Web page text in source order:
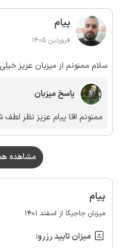
پیام
فروردین 1405
سلام ممنونم از میزبان عزیز
پاسخ میزبان
ممنونم اقا پیام عزیز نظر لطف
مشاهده همه
پیام
میزبان جاجیگا از اسفند 1401
میزان تایید رزرو: